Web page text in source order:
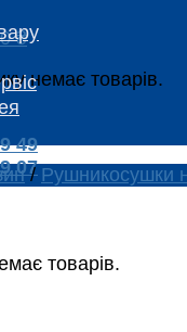
₴
немає товарів.
49
07
товарів.
/ Рушникосушки